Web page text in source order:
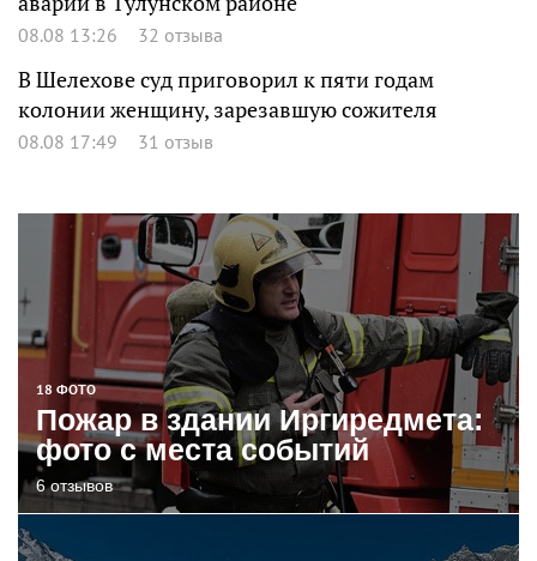
08.08 13:26 32 отзыва
В Шелехове суд приговорил к пяти годам
колонии женщину, зарезавшую сожителя
08.08 17:49 31 отзыв
18 ФОТО
Пожар в здании Иргиредмета:
фото с места событий
6 отзывов